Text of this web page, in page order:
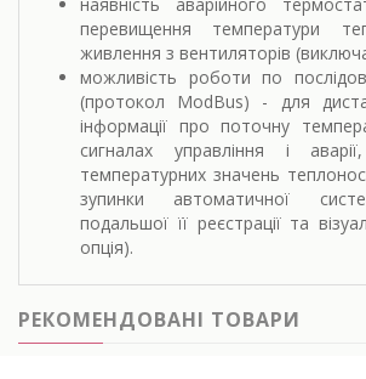
перевищення температури
живлення з вентиляторів
можливість роботи по
(протокол ModBus) - для
інформації про поточну
сигналах управління і
температурних значень
зупинки автоматичної
подальшої її реєстрації та
опція).
РЕКОМЕНДОВАНІ ТОВАРИ